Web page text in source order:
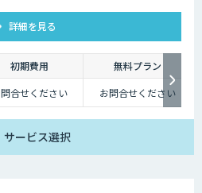
詳細を見る
初期費用
無料プラン
合せください お問合せください
サービス選択